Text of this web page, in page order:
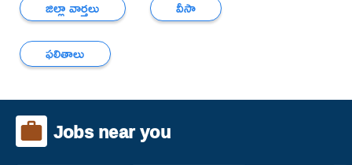
జిల్లా వార్తలు
వీసా
ఫలితాలు
Jobs near you